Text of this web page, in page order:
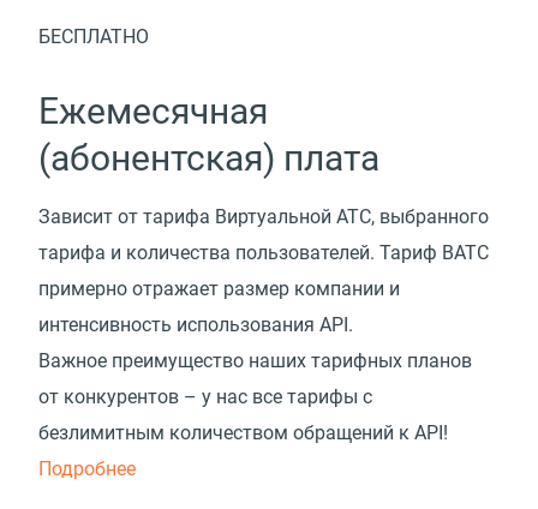
БЕСПЛАТНО
Ежемесячная
(абонентская) плата
Зависит от тарифа Виртуальной АТС, выбранного
тарифа и количества пользователей. Тариф ВАТС
примерно отражает размер компании и
интенсивность использования API.
Важное преимущество наших тарифных планов
от конкурентов – у нас все тарифы с
безлимитным количеством обращений к API!
Подробнее